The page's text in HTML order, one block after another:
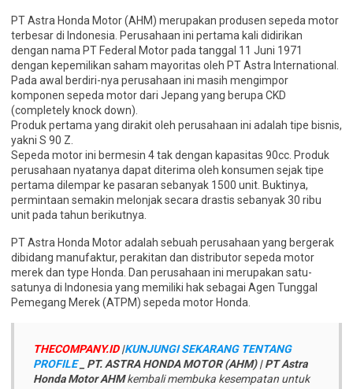
PT Astra Honda Motor (AHM) merupakan produsen sepeda motor
terbesar di Indonesia. Perusahaan ini pertama kali didirikan
dengan nama PT Federal Motor pada tanggal 11 Juni 1971
dengan kepemilikan saham mayoritas oleh PT Astra International.
Pada awal berdiri-nya perusahaan ini masih mengimpor
komponen sepeda motor dari Jepang yang berupa CKD
(completely knock down).
Produk pertama yang dirakit oleh perusahaan ini adalah tipe bisnis,
yakni S 90 Z.
Sepeda motor ini bermesin 4 tak dengan kapasitas 90cc. Produk
perusahaan nyatanya dapat diterima oleh konsumen sejak tipe
pertama dilempar ke pasaran sebanyak 1500 unit. Buktinya,
permintaan semakin melonjak secara drastis sebanyak 30 ribu
unit pada tahun berikutnya.
PT Astra Honda Motor adalah sebuah perusahaan yang bergerak
dibidang manufaktur, perakitan dan distributor sepeda motor
merek dan type Honda. Dan perusahaan ini merupakan satu-
satunya di Indonesia yang memiliki hak sebagai Agen Tunggal
Pemegang Merek (ATPM) sepeda motor Honda.
THECOMPANY.ID|KUNJUNGI SEKARANG TENTANG
PROFILE_ PT. ASTRA HONDA MOTOR (AHM) | PT Astra
Honda Motor AHMkembali membuka kesempatan untuk